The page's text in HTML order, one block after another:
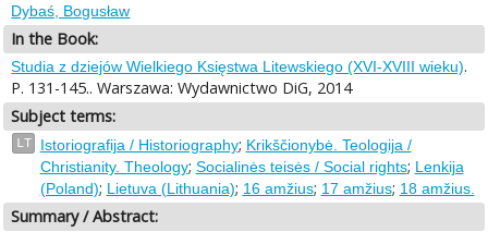
Dybaś, Bogusław
In the Book:
Studia z dziejów Wielkiego Księstwa Litewskiego (XVI-XVIII wieku).
P. 131-145.. Warszawa: Wydawnictwo DiG, 2014
Subject terms:
LT Istoriografija / Historiography; Krikščionybė. Teologija /
Christianity. Theology; Socialinės teisės / Social rights; Lenkija
(Poland); Lietuva (Lithuania); 16 amžius; 17 amžius; 18 amžius.
Summary / Abstract: